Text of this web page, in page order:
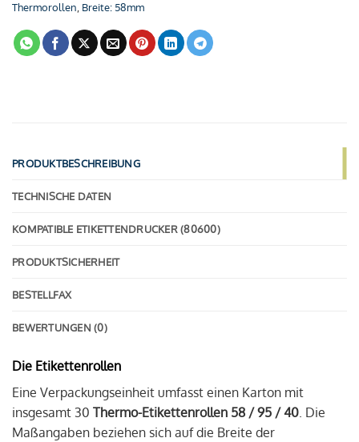
Thermorollen, Breite: 58mm
PRODUKTBESCHREIBUNG
TECHNISCHE DATEN
KOMPATIBLE ETIKETTENDRUCKER (80600)
PRODUKTSICHERHEIT
BESTELLFAX
BEWERTUNGEN (0)
Die Etikettenrollen
Eine Verpackungseinheit umfasst einen Karton mit
insgesamt 30 Thermo-Etikettenrollen 58 / 95 / 40. Die
Maßangaben beziehen sich auf die Breite der